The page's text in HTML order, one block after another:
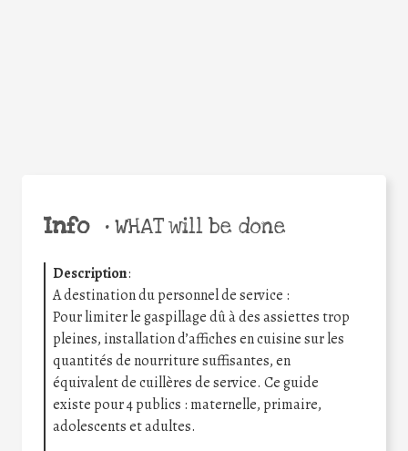
Info •WHAT will be done
Description:
A destination du personnel de service :
Pour limiter le gaspillage dû à des assiettes trop
pleines, installation d’affiches en cuisine sur les
quantités de nourriture suffisantes, en
équivalent de cuillères de service. Ce guide
existe pour 4 publics : maternelle, primaire,
adolescents et adultes.